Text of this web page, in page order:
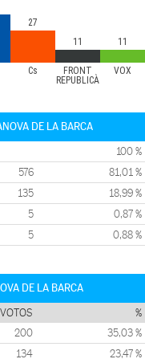
Cs
FRONT
REPUBLICÀ
VOX
27
11
11
DE LA BARCA
100 %
576 81,01 %
135 18,99 %
5 0,87 %
5 0,88 %
DE LA BARCA
VOTOS %
200 35,03 %
134 23,47 %